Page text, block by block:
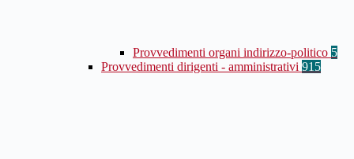
Provvedimenti organi indirizzo-politico 5
Provvedimenti dirigenti - amministrativi 915